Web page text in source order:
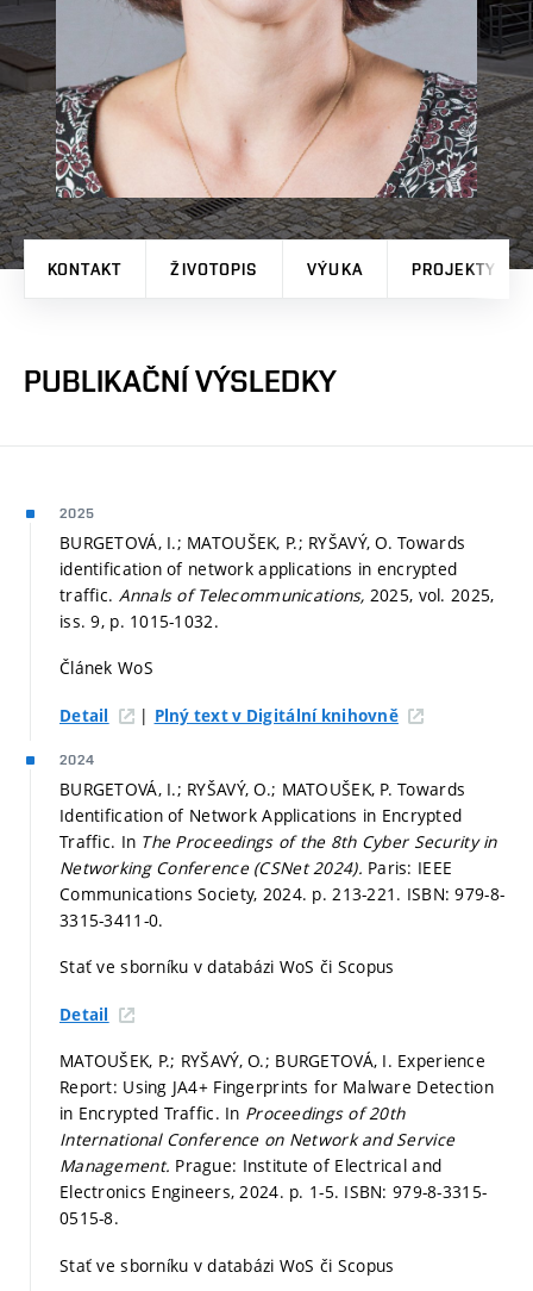
KONTAKT ŽIVOTOPIS VÝUKA PROJEKTY
PUBLIKAČNÍ VÝSLEDKY
2025
BURGETOVÁ, I.; MATOUŠEK, P.; RYŠAVÝ, O. Towards
identification of network applications in encrypted
traffic. Annals of Telecommunications, 2025, vol. 2025,
iss. 9, p. 1015-1032.
Článek WoS
Detail | Plný text v Digitální knihovně
2024
BURGETOVÁ, I.; RYŠAVÝ, O.; MATOUŠEK, P. Towards
Identification of Network Applications in Encrypted
Traffic. In The Proceedings of the 8th Cyber Security in
Networking Conference (CSNet 2024). Paris: IEEE
Communications Society, 2024. p. 213-221. ISBN: 979-8-
3315-3411-0.
Stať ve sborníku v databázi WoS či Scopus
Detail
MATOUŠEK, P.; RYŠAVÝ, O.; BURGETOVÁ, I. Experience
Report: Using JA4+ Fingerprints for Malware Detection
in Encrypted Traffic. In Proceedings of 20th
International Conference on Network and Service
Management. Prague: Institute of Electrical and
Electronics Engineers, 2024. p. 1-5. ISBN: 979-8-3315-
0515-8.
Stať ve sborníku v databázi WoS či Scopus